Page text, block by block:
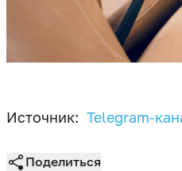
Источник: Telegram-
Поделиться